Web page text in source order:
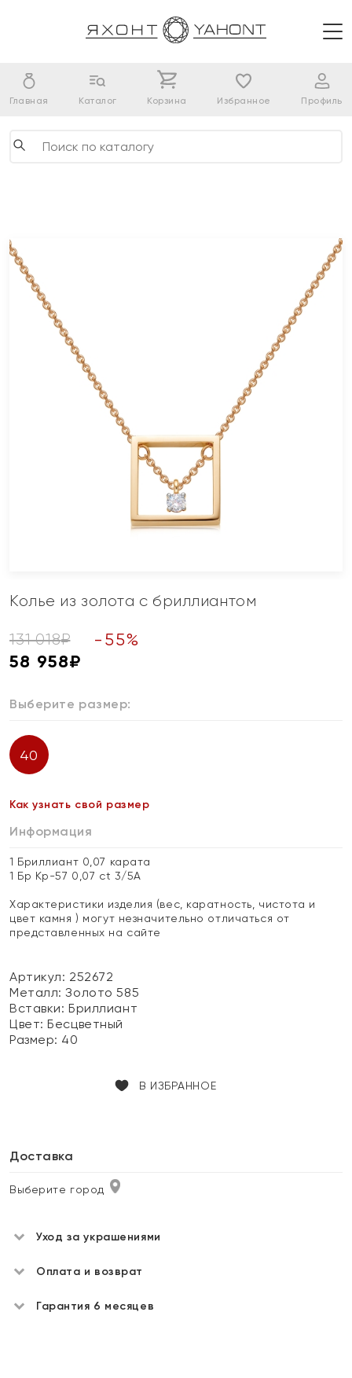
Главная Каталог Корзина Избранное Профиль
Колье из золота с бриллиантом
131 018₽ - 55%
58 958₽
Выберите размер:
40
Как узнать свой размер
Информация
1 Бриллиант 0,07 карата
1 Бр Кр-57 0,07 ct 3/5А
Характеристики изделия (вес, каратность, чистота и
цвет камня ) могут незначительно отличаться от
представленных на сайте
Артикул: 252672
Металл:Золото 585
Вставки:Бриллиант
Цвет:Бесцветный
Размер: 40
В ИЗБРАННОЕ
Доставка
Выберите город
Уход за украшениями
Оплата и возврат
Гарантия 6 месяцев